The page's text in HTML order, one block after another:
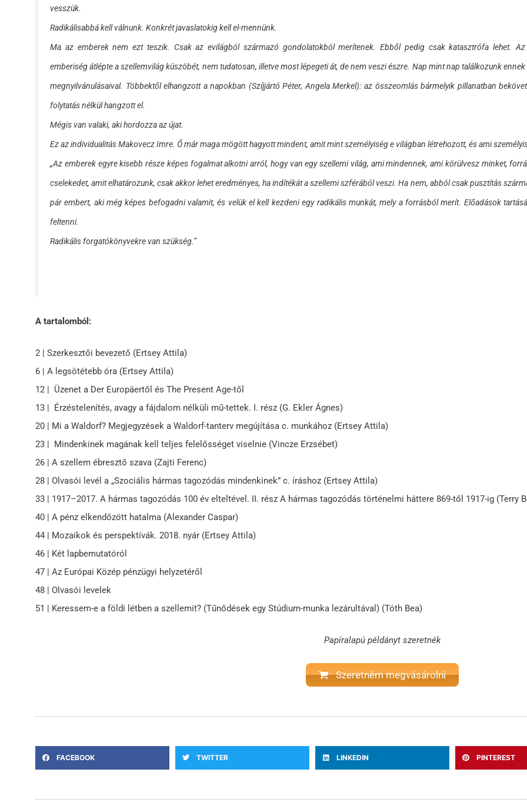
vesszük.
Radikálisabbá kell válnunk. Konkrét javaslatokig kell el-mennünk.
Ma az emberek nem ezt teszik. Csak az evilágból származó gondolatokból merítenek. Ebből pedig csak katasztrófa lehet. Az
emberiség átlépte a szellemvilág küszöbét, nem tudatosan, illetve most lépegeti át, de nem veszi észre. Nap mint nap találkozunk ennek
megnyilvánulásaival. Többektől elhangzott a napokban (Szíjjártó Péter, Angela Merkel): az összeomlás bármelyik pillanatban
folytatás nélkül hangzott el.
Mégis van valaki, aki hordozza az újat.
Ez az individualitás Makovecz Imre. Ő már maga mögött hagyott mindent, amit mint személyiség e világban létrehozott, és ami
„Az emberek egyre kisebb része képes fogalmat alkotni arról, hogy van egy szellemi világ, ami mindennek, ami körülvesz minket,
cselekedet, amit elhatározunk, csak akkor lehet eredményes, ha indítékát a szellemi szférából veszi. Ha nem, abból csak pusztítás
pár embert, aki még képes befogadni valamit, és velük el kell kezdeni egy radikális munkát, mely a forrásból merít. Előadások
feltenni.
Radikális forgatókönyvekre van szükség.”
A tartalomból:
2 | Szerkesztői bevezető (Ertsey Attila)
6 | A legsötétebb óra (Ertsey Attila)
12 | Üzenet a Der Europäertől és The Present Age-től
13 | Érzéstelenítés, avagy a fájdalom nélküli mű-tettek. I. rész (G. Ekler Ágnes)
20 | Mi a Waldorf? Megjegyzések a Waldorf-tanterv megújítása c. munkához (Ertsey Attila)
23 | Mindenkinek magának kell teljes felelősséget viselnie (Vincze Erzsébet)
26 | A szellem ébresztő szava (Zajti Ferenc)
28 | Olvasói levél a „Szociális hármas tagozódás mindenkinek” c. íráshoz (Ertsey Attila)
33 | 1917–2017. A hármas tagozódás 100 év elteltével. II. rész A hármas tagozódás történelmi háttere 869-től 1917-ig (Terry
40 | A pénz elkendőzött hatalma (Alexander Caspar)
44 | Mozaikok és perspektívák. 2018. nyár (Ertsey Attila)
46 | Két lapbemutatóról
47 | Az Európai Közép pénzügyi helyzetéről
48 | Olvasói levelek
51 | Keressem-e a földi létben a szellemit? (Tűnődések egy Stúdium-munka lezárultával) (Tóth Bea)
Papíralapú példányt szeretnék
Szeretném megvásárolni
FACEBOOK TWITTER LINKEDIN PINTEREST